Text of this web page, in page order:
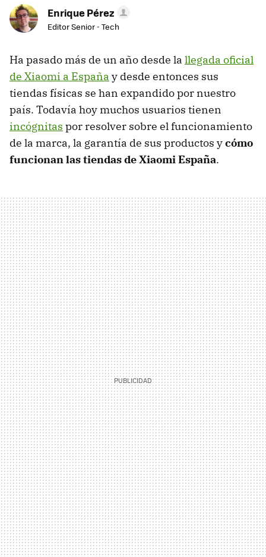
Enrique Pérez
Editor Senior - Tech
Ha pasado más de un año desde la llegada oficial
de Xiaomi a España y desde entonces sus
tiendas físicas se han expandido por nuestro
país. Todavía hoy muchos usuarios tienen
incógnitas por resolver sobre el funcionamiento
de la marca, la garantía de sus productos ycómo
funcionan las tiendas de Xiaomi España.